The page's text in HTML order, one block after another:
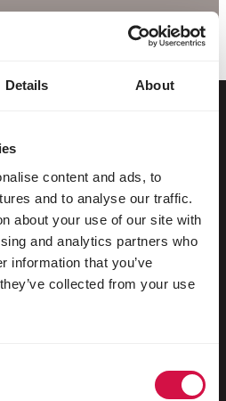
Details About
content and ads, to
and to analyse our traffic.
about your use of our site with
and analytics partners who
information that you’ve
collected from your use
e de aviário
e ratitas